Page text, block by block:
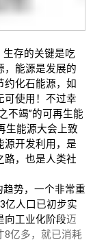
存的关键是吃
，能源是发展的
约化石能源，如
可使用！不过幸
不竭”的可再生能
生能源大会上致
源开发利用，是
路，也是人类社
势，一个非常重
亿人口已初步实
向工业化阶段迈
8亿多，就已消耗